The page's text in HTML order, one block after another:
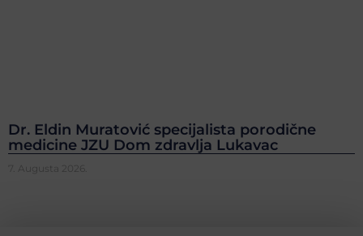
Dr. Eldin Muratović specijalista porodične
medicine JZU Dom zdravlja Lukavac
7. Augusta 2026.